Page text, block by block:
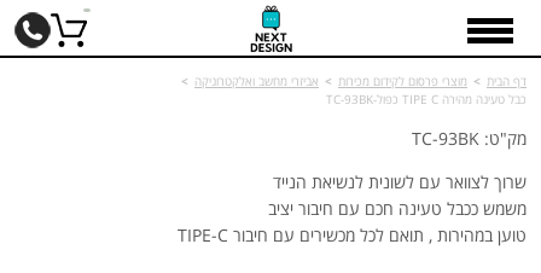
דף הבית > מוצרי פרסום לקידום מכירות > אביזרי מחשב ואלקטרוניקה >
כבל טעינה מהירה TIPE C כפול-TC-93BK
מק"ט: TC-93BK
שרוך לצוואר עם לשונית לנשיאת הנייד
משמש ככבל טעינה חכם עם חיבור יציב
טוען במהירות , תואם לכל מכשירים עם חיבור TIPE-C